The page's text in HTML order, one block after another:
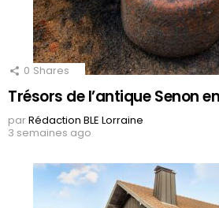
0 Shares
Trésors de l’antique Senon
parRédaction BLE Lorraine
3 semaines ago